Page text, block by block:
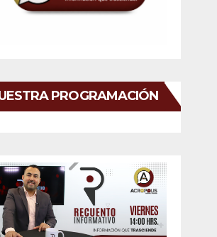
PROGRAMACIÓN